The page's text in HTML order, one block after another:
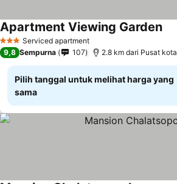
3 BintangServiced apartment
Apartment Viewing Garden
9,8 Sempurna 107 2.8 km dari Pusat kota
Pilih tanggal untuk melihat harga yang
sama